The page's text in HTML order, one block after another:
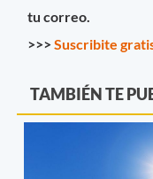
tu correo.
>>>Suscribite
TAMBIÉN TE